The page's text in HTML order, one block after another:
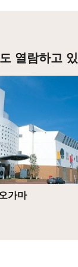
열람하고
가마